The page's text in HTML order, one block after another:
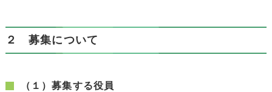
２ 募集について
（１）募集する役員